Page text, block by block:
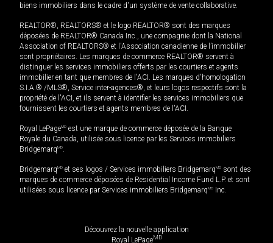
biens immobiliers dans le cadre d'un système de vente collaborative.
REALTOR®, REALTORS® et le logo REALTOR® sont des marques
déposées de REALTOR® Canada Inc., une compagnie dont la National
Association of REALTORS® et l'Association canadienne de l’immobilier
sont propriétaires. Les marques de commerce REALTOR® servent à
distinguer les services immobiliers offerts par les courtiers et agents
immobilier en tant que membres de l'ACI. Les marques d'homologation
S.I.A.® /MLS®, Service inter-agences®, et leurs logos respectifs sont la
propriété de l'ACI, et ils servent à identifier les services immobiliers que
fournissent les courtiers et agents membres de l'ACI.
Royal LePageMD est une marque de commerce déposée de la Banque
Royale du Canada, utilisée sous licence par les Services immobiliers
BridgemarqMD
BridgemarqMD et ses logos / Services immobiliers BridgemarqMD sont des
marques de commerce déposées de Residential Income Fund L.P. et sont
utilisées sous licence par Services immobiliers BridgemarqMD Inc.
Découvrez la nouvelle application
Royal LePageMD